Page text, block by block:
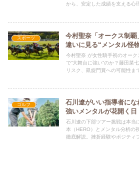
から、安定した成績を支える心
スポーツ
今村聖奈「オークス制
違いに見る“メンタル怪
今村聖奈 が女性騎手初のオー
で“大舞台に強い”のか？藤田菜
リスク、凱旋門賞への可能性ま
ゴルフ
石川遼がいい指導者に
強いメンタルが花開く日
石川遼の下部ツアー挑戦は本当
本（HERO）とメンタル分析の
徹底解説。挫折経験やポジティ
ン力がなぜ育成に活きるのか、